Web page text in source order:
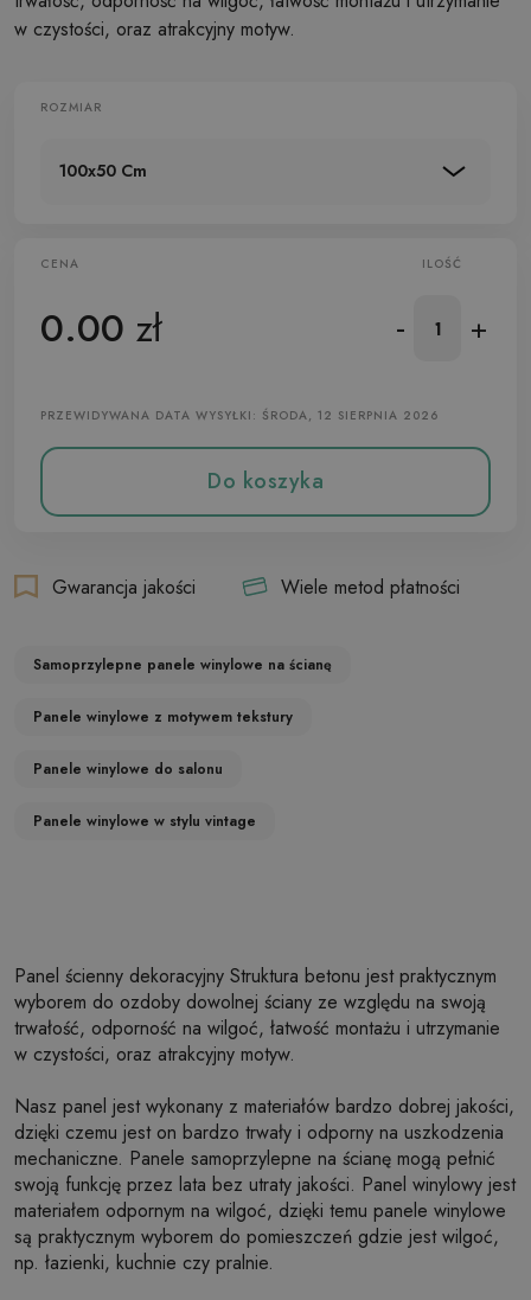
w czystości, oraz atrakcyjny motyw.
ROZMIAR
100x50 Cm
CENA
0.00 zł
ILOŚĆ
- +
PRZEWIDYWANA DATA WYSYŁKI: ŚRODA, 12 SIERPNIA 2026
Do koszyka
Gwarancja jakości Wiele metod płatności
Samoprzylepne panele winylowe na ścianę
Panele winylowe z motywem tekstury
Panele winylowe do salonu
Panele winylowe w stylu vintage
Panel ścienny dekoracyjny Struktura betonu jest praktycznym
wyborem do ozdoby dowolnej ściany ze względu na swoją
trwałość, odporność na wilgoć, łatwość montażu i utrzymanie
w czystości, oraz atrakcyjny motyw.
Nasz panel jest wykonany z materiałów bardzo dobrej jakości,
dzięki czemu jest on bardzo trwały i odporny na uszkodzenia
mechaniczne. Panele samoprzylepne na ścianę mogą pełnić
swoją funkcję przez lata bez utraty jakości. Panel winylowy jest
materiałem odpornym na wilgoć, dzięki temu panele winylowe
są praktycznym wyborem do pomieszczeń gdzie jest wilgoć,
np. łazienki, kuchnie czy pralnie.